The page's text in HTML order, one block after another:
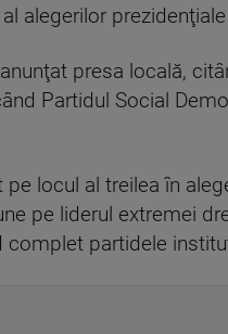
alegerilor
presa locală,
Partidul Social
locul al treilea în
pe liderul extremei
partidele